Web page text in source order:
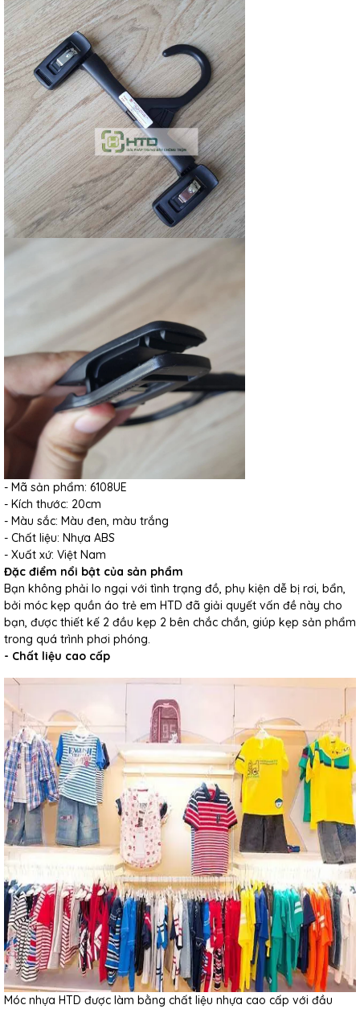
- Mã sản phẩm: 6108UE
- Kích thước: 20cm
- Màu sắc: Màu đen, màu trắng
- Chất liệu: Nhựa ABS
- Xuất xứ: Việt Nam
Đặc điểm nổi bật của sản phẩm
Bạn không phải lo ngại với tình trạng đồ, phụ kiện dễ bị rơi, bẩn,
bởi móc kẹp quần áo trẻ em HTD đã giải quyết vấn đề này cho
bạn, được thiết kế 2 đầu kẹp 2 bên chắc chắn, giúp kẹp sản phẩm
trong quá trình phơi phóng.
- Chất liệu cao cấp
Móc nhựa HTD được làm bằng chất liệu nhựa cao cấp với đầu